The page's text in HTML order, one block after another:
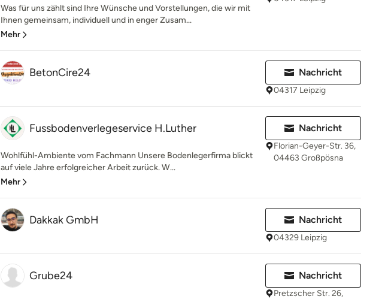
Was für uns zählt sind Ihre Wünsche und Vorstellungen, die wir mit
Ihnen gemeinsam, individuell und in enger Zusam...
Mehr
BetonCire24 Nachricht
04317 Leipzig
Fussbodenverlegeservice H.Luther
Wohlfühl-Ambiente vom Fachmann Unsere Bodenlegerfirma blickt
auf viele Jahre erfolgreicher Arbeit zurück. W...
Mehr
Nachricht
Florian-Geyer-Str. 36,
04463 Großpösna
Dakkak GmbH Nachricht
04329 Leipzig
Grube24 Nachricht
Pretzscher Str. 26,